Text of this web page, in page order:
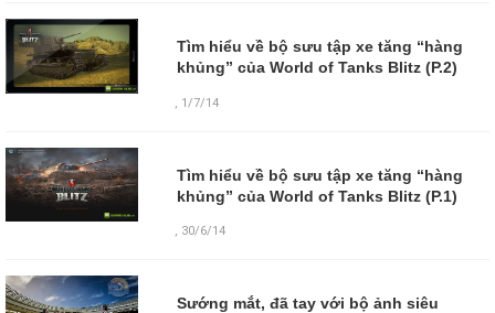
Tìm hiểu về bộ sưu tập xe tăng “hàng
khủng” của World of Tanks Blitz (P.2)
1/7/14
Tìm hiểu về bộ sưu tập xe tăng “hàng
khủng” của World of Tanks Blitz (P.1)
, 30/6/14
Sướng mắt, đã tay với bộ ảnh siêu